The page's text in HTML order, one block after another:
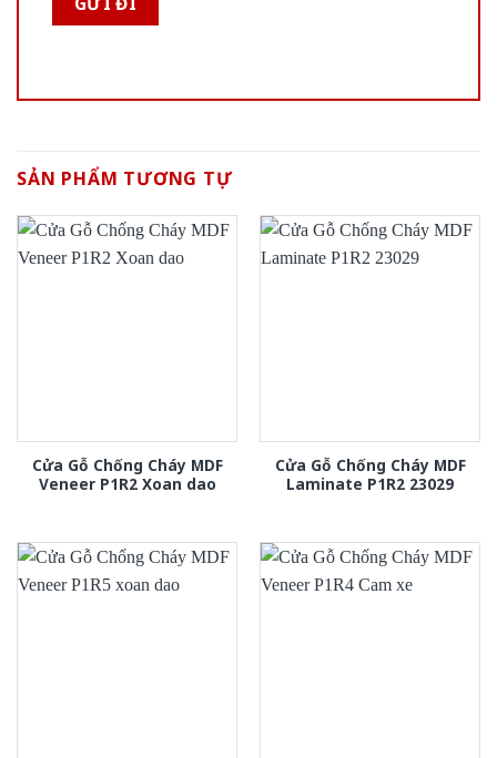
SẢN PHẨM TƯƠNG TỰ
Cửa Gỗ Chống Cháy MDF
Veneer P1R2 Xoan dao
Cửa Gỗ Chống Cháy MDF
Laminate P1R2 23029